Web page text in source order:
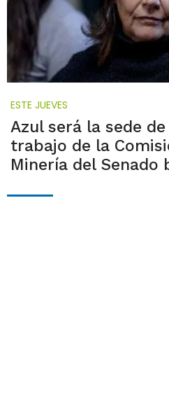
ESTE JUEVES
Azul será la sede
trabajo de la
Minería del Senado